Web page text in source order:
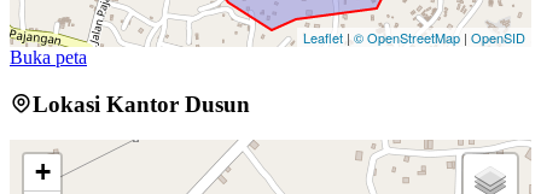
Leaflet | © OpenStreetMap | OpenSID
Buka peta
Lokasi Kantor Dusun
+